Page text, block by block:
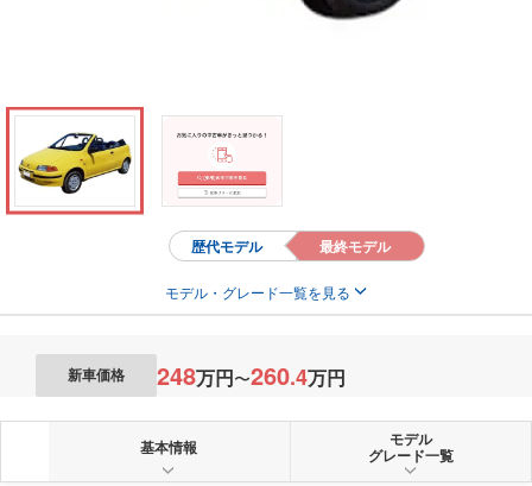
歴代モデル 最終モデル
モデル・グレード一覧を見る
新車価格 248万円〜260.4万円
基本情報 モデル
グレード一覧